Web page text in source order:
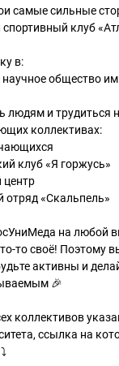
самые сильные
спортивный клуб
в:
научное общество
людям и трудиться
коллективах:
клуб «Я горжусь»
центр
отряд «Скальпель»
на любой
то своё! Поэтому
активны и
🎉
коллективов
ссылка на